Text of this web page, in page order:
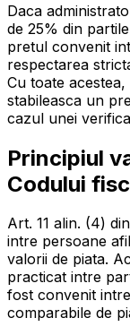
Daca
de 25% din
pretul convenit
respectarea
Cu toate
stabileasca un
cazul unei
Principiul
Codului
Art. 11 alin. (4)
intre persoane
valorii de piata.
practicat intre
fost convenit
comparabile de